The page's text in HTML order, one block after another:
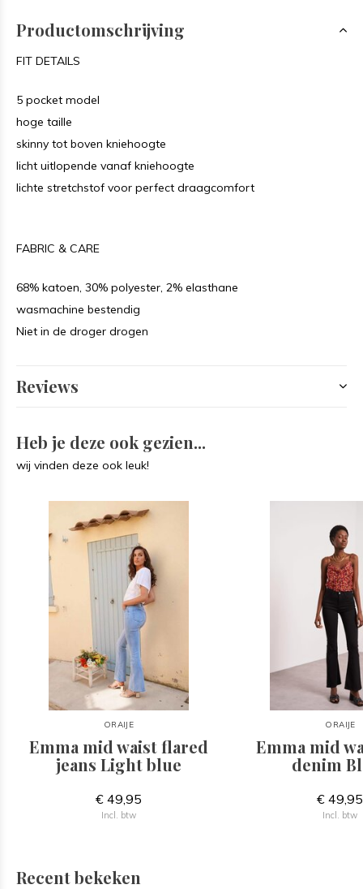
Productomschrijving
FIT DETAILS
5 pocket model
hoge taille
skinny tot boven kniehoogte
licht uitlopende vanaf kniehoogte
lichte stretchstof voor perfect draagcomfort
FABRIC & CARE
68% katoen, 30% polyester, 2% elasthane
wasmachine bestendig
Niet in de droger drogen
Reviews
Heb je deze ook gezien...
wij vinden deze ook leuk!
ORAIJE
Emma mid waist flared
jeans Light blue
€ 49,95
Incl. btw
ORAIJE
Emma mid
denim
€ 49,95
Incl. btw
Recent bekeken